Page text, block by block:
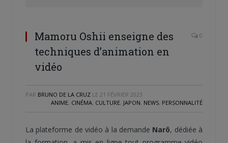
Mamoru Oshii enseigne des
techniques d’animation en
vidéo
0
PAR BRUNO DE LA CRUZ LE 21 FÉVRIER 2023
ANIME, CINÉMA, CULTURE, JAPON, NEWS, PERSONNALITÉ
La plateforme de vidéo à la demande Narô, dédiée à